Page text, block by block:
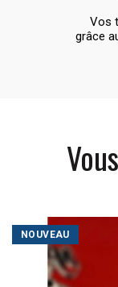
Vos
grâce
NOUVEAU